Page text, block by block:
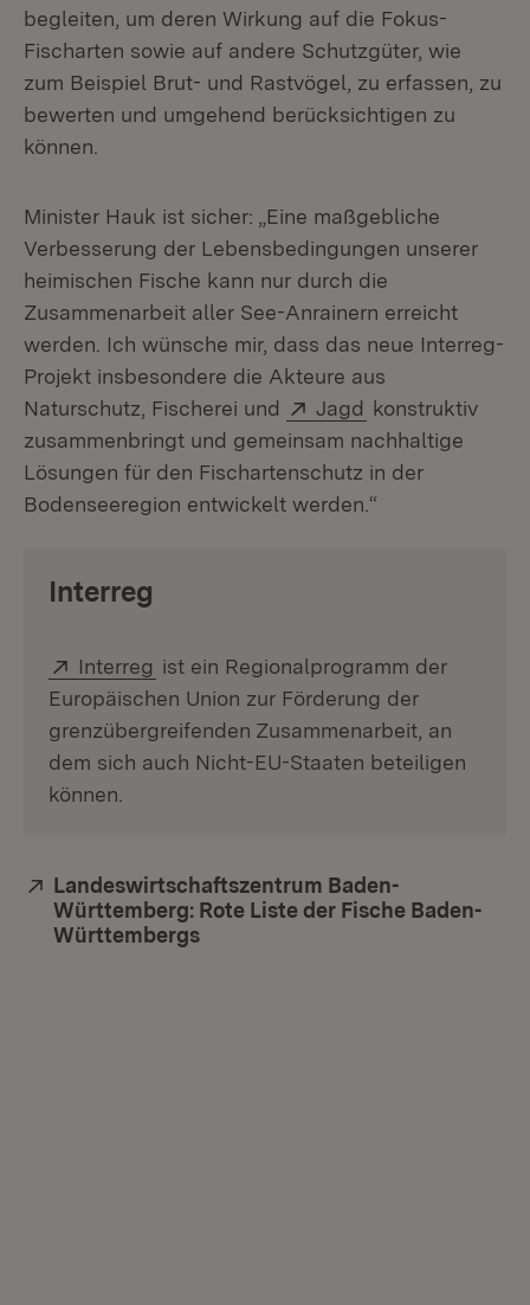
begleiten, um deren Wirkung auf die Fokus-
Fischarten sowie auf andere Schutzgüter, wie
zum Beispiel Brut- und Rastvögel, zu erfassen, zu
bewerten und umgehend berücksichtigen zu
können.
Minister Hauk ist sicher: „Eine maßgebliche
Verbesserung der Lebensbedingungen unserer
heimischen Fische kann nur durch die
Zusammenarbeit aller See-Anrainern erreicht
werden. Ich wünsche mir, dass das neue Interreg-
Projekt insbesondere die Akteure aus
Naturschutz, Fischerei und
Extern:
Jagd (Öffnet in
konstruktiv
zusammenbringt und gemeinsam nachhaltige
Lösungen für den Fischartenschutz in der
Bodenseeregion entwickelt werden.“
Interreg
Extern:
Interreg (Öffnet in neuem Fenster)
ist ein Regionalprogramm der
Europäischen Union zur Förderung der
grenzübergreifenden Zusammenarbeit, an
dem sich auch Nicht-EU-Staaten beteiligen
können.
Extern:
Landeswirtschaftszentrum Baden-
Württemberg: Rote Liste der Fische Baden-
Württembergs